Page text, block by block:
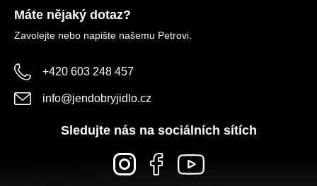
Máte nějaký dotaz?
Zavolejte nebo napište našemu Petrovi.
+420 603 248 457
info@jendobryjidlo.cz
Sledujte nás na sociálních sítích